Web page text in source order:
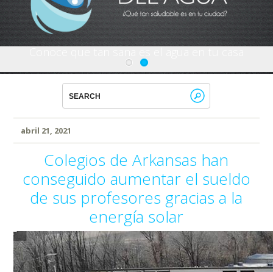
Conoce que tan sana es el agua en tu casa
abril 21, 2021
Colegios de Arkansas han
conseguido aumentar el sueldo
de sus profesores gracias a la
energía solar